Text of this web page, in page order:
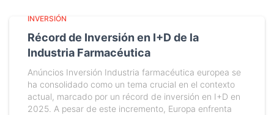
INVERSIÓN
Récord de Inversión en I+D de la
Industria Farmacéutica
Anúncios Inversión Industria farmacéutica europea se
ha consolidado como un tema crucial en el contexto
actual, marcado por un récord de inversión en I+D en
2025. A pesar de este incremento, Europa enfrenta